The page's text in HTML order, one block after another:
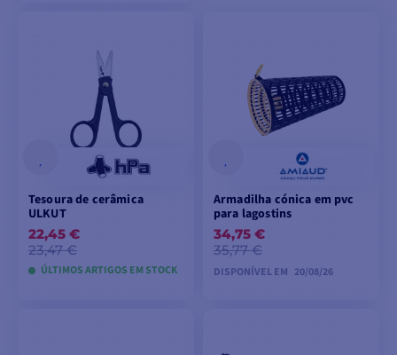
Tesoura de cerâmica
ULKUT
22,45 €
23,47 €
ÚLTIMOS ARTIGOS EM STOCK
Armadilha cónica em pvc
para lagostins
34,75 €
35,77 €
DISPONÍVEL EM 20/08/26